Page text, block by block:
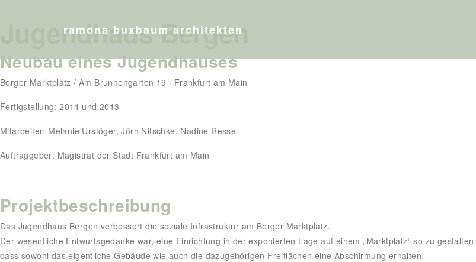
ramona buxbaum architekten
Jugendhaus Bergen
Neubau eines Jugendhauses
Berger Marktplatz / Am Brunnengarten 19 · Frankfurt am Main
Fertigstellung: 2011 und 2013
Mitarbeiter: Melanie Urstöger, Jörn Nitschke, Nadine Ressel
Auftraggeber: Magistrat der Stadt Frankfurt am Main
Projektbeschreibung
Das Jugendhaus Bergen verbessert die soziale Infrastruktur am Berger Marktplatz.
Der wesentliche Entwurfsgedanke war, eine Einrichtung in der exponierten Lage auf einem „Marktplatz“ so zu gestalten,
dass sowohl das eigentliche Gebäude wie auch die dazugehörigen Freiflächen eine Abschirmung erhalten,